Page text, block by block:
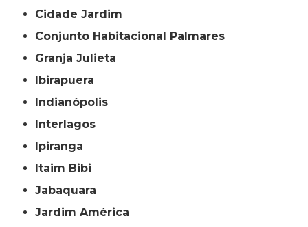
Cidade Jardim
Conjunto Habitacional Palmares
Granja Julieta
Ibirapuera
Indianópolis
Interlagos
Ipiranga
Itaim Bibi
Jabaquara
Jardim América